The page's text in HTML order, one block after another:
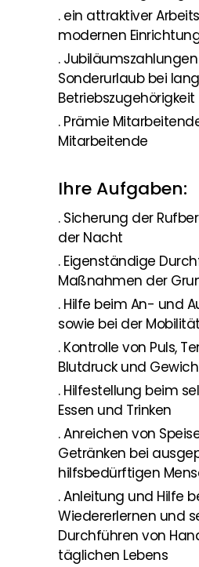
. ein attraktiver
modernen
.
Sonderurlaub bei
Betriebszugehörigkeit
. Prämie
Mitarbeitende
Ihre Aufgaben:
. Sicherung der
der Nacht
. Eigenständige
Maßnahmen der
. Hilfe beim An- und
sowie bei der Mobilität
. Kontrolle von Puls,
Blutdruck und
. Hilfestellung beim
Essen und Trinken
. Anreichen von
Getränken bei
hilfsbedürftigen
. Anleitung und Hilfe
Wiedererlernen und
Durchführen von
täglichen Lebens